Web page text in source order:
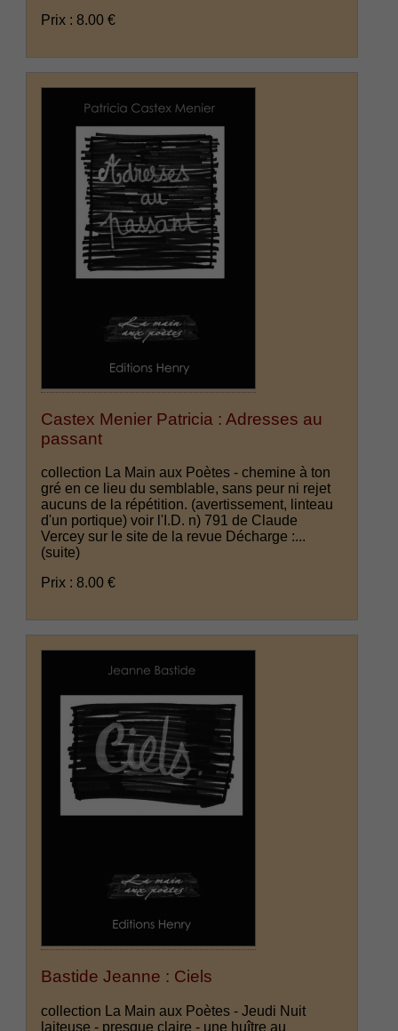
Prix : 8.00 €
Castex Menier Patricia : Adresses au
passant
collection La Main aux Poètes - chemine à ton
gré en ce lieu du semblable, sans peur ni rejet
aucuns de la répétition. (avertissement, linteau
d'un portique) voir l'I.D. n) 791 de Claude
Vercey sur le site de la revue Décharge :...
(suite)
Prix : 8.00 €
Bastide Jeanne : Ciels
collection La Main aux Poètes - Jeudi Nuit
laiteuse - presque claire - une huître au